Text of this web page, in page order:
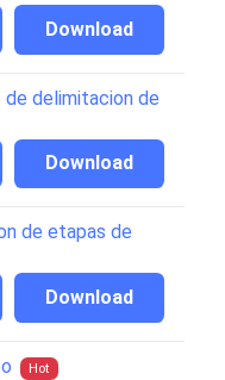
Download
delimitacion de
Download
de etapas de
Download
Hot